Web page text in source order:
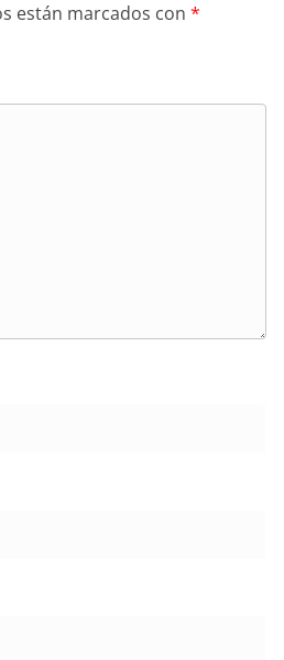
están marcados con *